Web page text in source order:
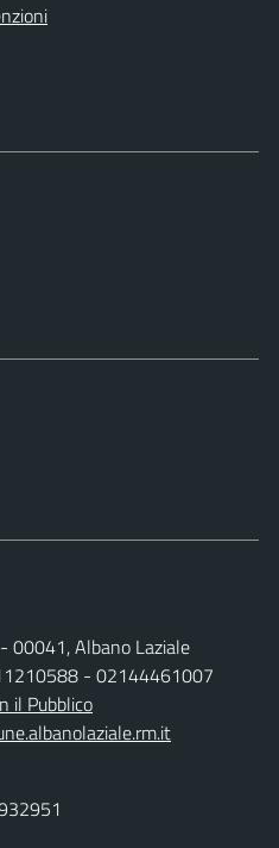
00041, Albano Laziale
- 02144461007
il Pubblico